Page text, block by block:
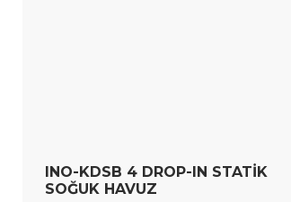
INO-KDSB 4 DROP-IN STATİK
SOĞUK HAVUZ